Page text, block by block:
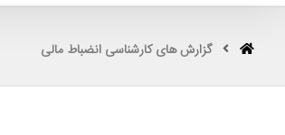
گزارش های کارشناسی انضباط مالی